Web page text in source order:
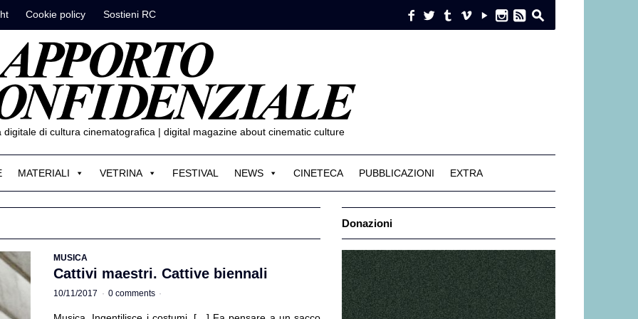
f w t i y n e s
Cookie policy Sostieni RC
digitale di cultura cinematografica | digital magazine about cinematic culture
MATERIALI VETRINA FESTIVAL NEWS CINETECA PUBBLICAZIONI EXTRA
MUSICA
Cattivi maestri. Cattive biennali
10/11/2017 · 0 comments ·
Donazioni